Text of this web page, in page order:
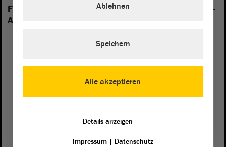
Folgende Fraktionen sind im Landtag von Sachsen-
Anhalt vertreten:
Alle akzeptieren
Ablehnen
Speichern
Details anzeigen
Impressum| Datenschutz